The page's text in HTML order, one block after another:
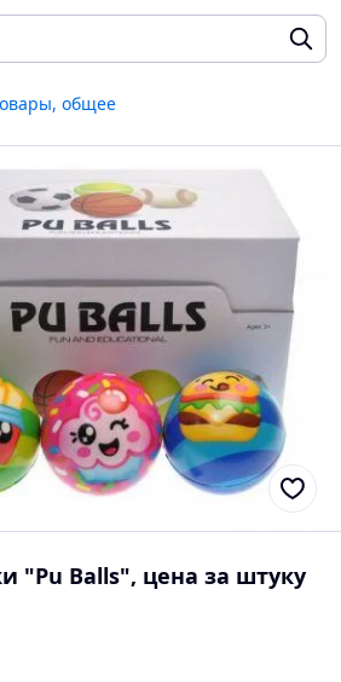
общее
"Pu Balls", цена за штуку